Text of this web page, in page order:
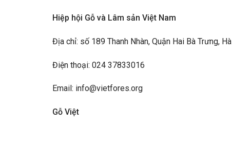
Hiệp hội Gỗ và Lâm sản Việt Nam
Địa chỉ: số 189 Thanh Nhàn, Quận Hai Bà Trưng,
Điện thoại: 024 37833016
Email: info@vietfores.org
Gỗ Việt